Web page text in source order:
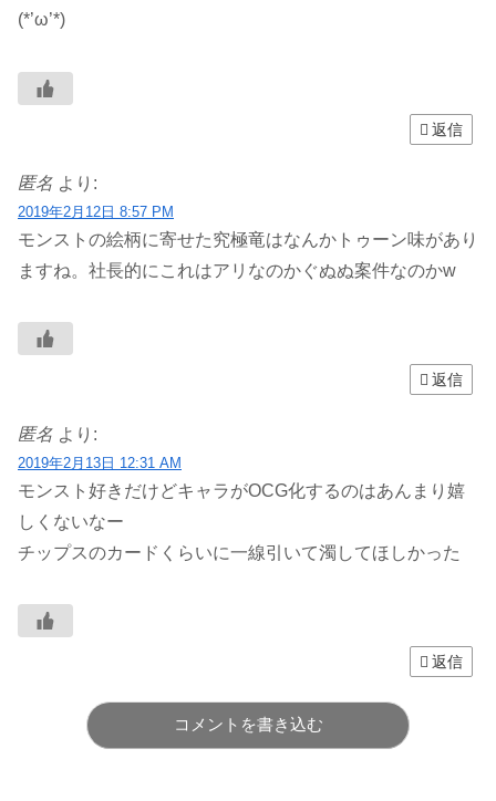
(*’ω’*)
返信
匿名 より:
2019年2月12日 8:57 PM
モンストの絵柄に寄せた究極竜はなんかトゥーン味があり
ますね。社長的にこれはアリなのかぐぬぬ案件なのかw
返信
匿名 より:
2019年2月13日 12:31 AM
モンスト好きだけどキャラがOCG化するのはあんまり嬉
しくないなー
チップスのカードくらいに一線引いて濁してほしかった
返信
コメントを書き込む